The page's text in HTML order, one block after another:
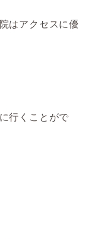
はアクセスに優
行くことがで